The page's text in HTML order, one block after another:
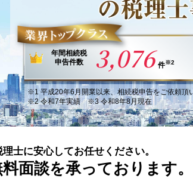
年間相続税
申告件数
3,076 件※2
※1平成20年6月開業以来、相続税申告をご依頼頂
※2 令和7年実績 ※3 令和8年8月現在
士に安心してお任せください。
面談を承っております。